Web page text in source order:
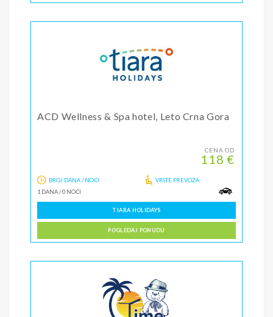
ACD Wellness & Spa hotel, Leto Crna Gora
CENA OD
118 €
BROJ DANA / NOĆI
1 DANA/0 NOĆI
VRSTE PREVOZA
TIARA HOLIDAYS
POGLEDAJ PONUDU